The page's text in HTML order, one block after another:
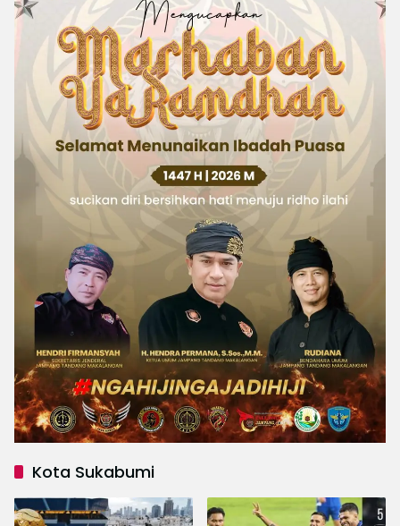
Kota Sukabumi